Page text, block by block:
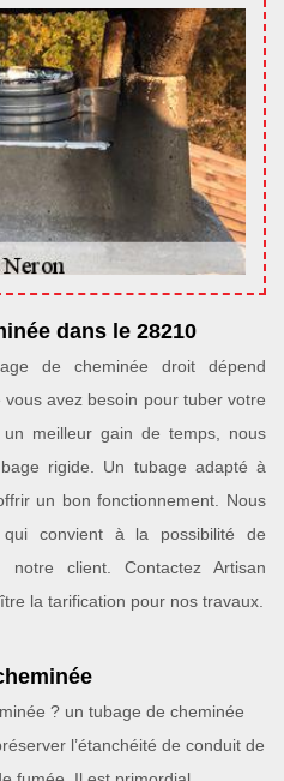
dans le 28210
de cheminée droit dépend
avez besoin pour tuber votre
meilleur gain de temps, nous
rigide. Un tubage adapté à
un bon fonctionnement. Nous
convient à la possibilité de
client. Contactez Artisan
la tarification pour nos travaux.
? un tubage de cheminée
l’étanchéité de conduit de